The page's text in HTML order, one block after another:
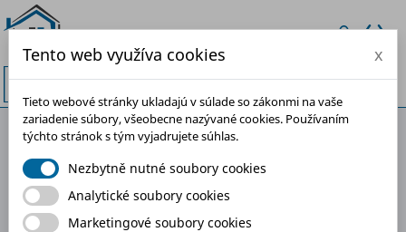
 
Tento web využíva cookies x
Tieto webové stránky ukladajú v súlade so zákonmi na vaše
zariadenie súbory, všeobecne nazývané cookies. Používaním
týchto stránok s tým vyjadrujete súhlas.
Nezbytně nutné soubory cookies
Analytické soubory cookies
Marketingové soubory cookies